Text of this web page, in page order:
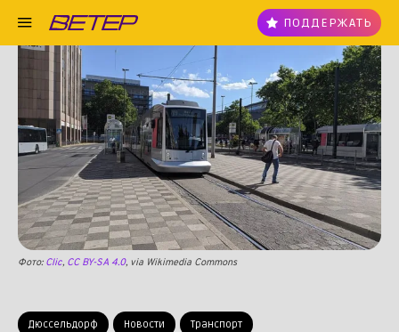
ПОДДЕРЖАТЬ
Дюссельдорф Новости Транспорт
Фото: Clic, CC BY-SA 4.0, via Wikimedia Commons